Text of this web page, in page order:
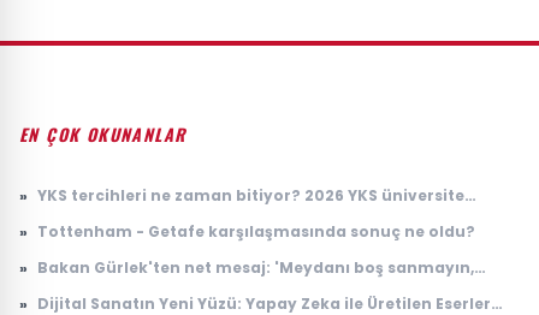
EN ÇOK OKUNANLAR
» YKS tercihleri ne zaman bitiyor? 2026 YKS üniversite
» Tottenham - Getafe karşılaşmasında sonuç ne oldu?
» Bakan Gürlek'ten net mesaj: 'Meydanı boş sanmayın,
» Dijital Sanatın Yeni Yüzü: Yapay Zeka ile Üretilen Eserler